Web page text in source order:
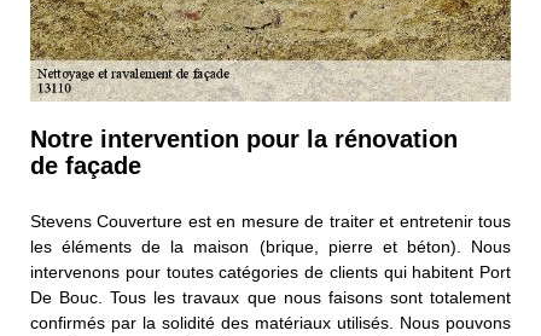
Notre intervention pour la rénovation
de façade
Stevens Couverture est en mesure de traiter et entretenir tous
les éléments de la maison (brique, pierre et béton). Nous
intervenons pour toutes catégories de clients qui habitent Port
De Bouc. Tous les travaux que nous faisons sont totalement
confirmés par la solidité des matériaux utilisés. Nous pouvons